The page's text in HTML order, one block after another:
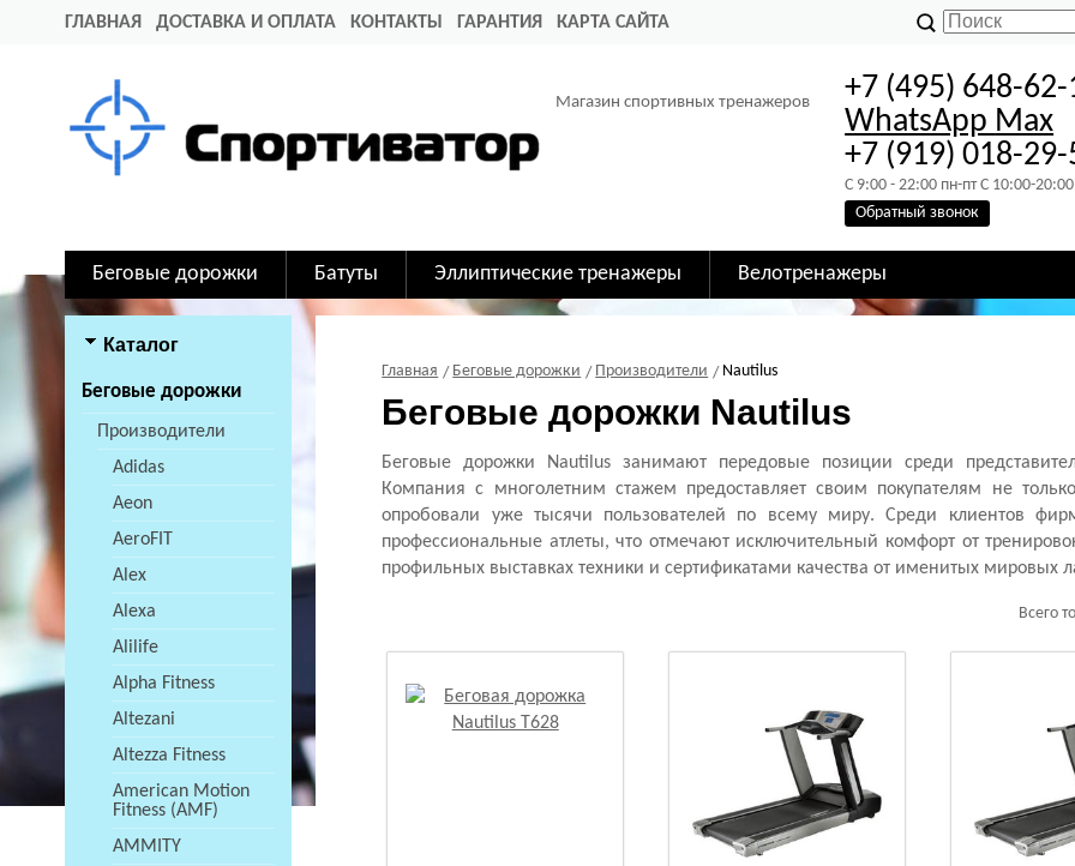
ГЛАВНАЯ ДОСТАВКА И ОПЛАТА КОНТАКТЫ ГАРАНТИЯ КАРТА САЙТА
Магазин спортивных тренажеров
+7 (495) 648-62-
WhatsApp Max
+7 (919) 018-29-
C 9:00 - 22:00 пн-пт C 10:00-
Обратный звонок
Беговые дорожки Батуты Эллиптические тренажеры Велотренажеры
Каталог
Беговые дорожки
Производители
Adidas
Aeon
AeroFIT
Alex
Alexa
Alilife
Alpha Fitness
Altezani
Altezza Fitness
American Motion
Fitness (AMF)
AMMITY
Главная Беговые дорожки Производители Nautilus
Беговые дорожки Nautilus
Беговые дорожки Nautilus занимают передовые позиции среди
Компания с многолетним стажем предоставляет своим покупателям не
опробовали уже тысячи пользователей по всему миру. Среди клиентов
профессиональные атлеты, что отмечают исключительный комфорт от
профильных выставках техники и сертификатами качества от именитых мировых
Всего